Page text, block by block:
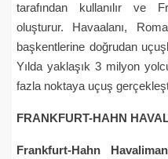
tarafından kullanılır ve
oluşturur. Havaalanı,
başkentlerine doğrudan
Yılda yaklaşık 3 milyon
fazla noktaya uçuş
FRANKFURT-HAHN
Frankfurt-Hahn